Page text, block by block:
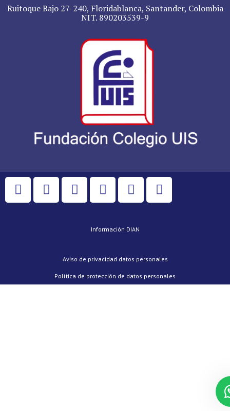
Ruitoque Bajo 27-240, Floridablanca, Santander, Colombia
NIT. 890203539-9
Política de protección de datos personales
Aviso de privacidad datos personales
Información DIAN